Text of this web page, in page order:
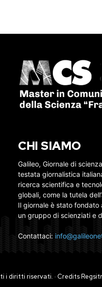
CHI SIAMO
Galileo, Giornale di
testata giornalistica
ricerca scientifica e
globali, come la tutela
Il giornale è stato fondato
un gruppo di scienziati e
Contattaci:
i diritti riservati. · Credits